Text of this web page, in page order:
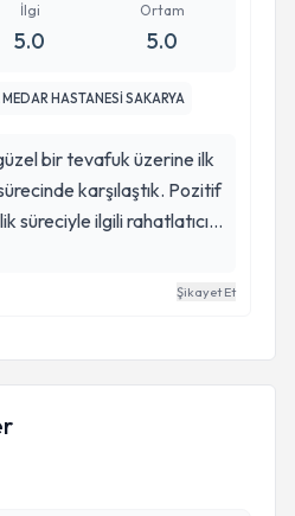
hastalıkları ve doğum
İlgi
5.0
Ortam
5.0
HASTANESİ SAKARYA
bir tevafuk üzerine ilk
karşılaştık. Pozitif
süreciyle ilgili rahatlatıcı
pozitif bir süreç
sürecimi yürütmeyeŞikayet Et